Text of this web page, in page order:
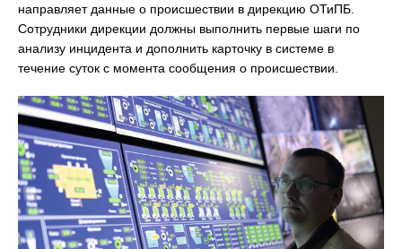
направляет данные о происшествии в дирекцию ОТиПБ.
Сотрудники дирекции должны выполнить первые шаги по
анализу инцидента и дополнить карточку в системе в
течение суток с момента сообщения о происшествии.